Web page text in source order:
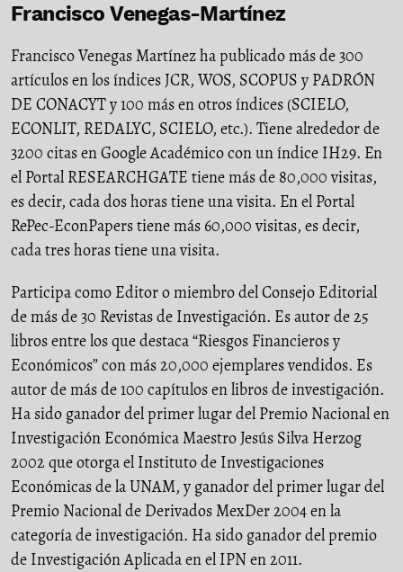
Francisco Venegas-Martínez
Francisco Venegas Martínez ha publicado más de 300
artículos en los índices JCR, WOS, SCOPUS y PADRÓN
DE CONACYT y 100 más en otros índices (SCIELO,
ECONLIT, REDALYC, SCIELO, etc.). Tiene alrededor de
3200 citas en Google Académico con un índice IH29. En
el Portal RESEARCHGATE tiene más de 80,000 visitas,
es decir, cada dos horas tiene una visita. En el Portal
RePec-EconPapers tiene más 60,000 visitas, es decir,
cada tres horas tiene una visita.
Participa como Editor o miembro del Consejo Editorial
de más de 30 Revistas de Investigación. Es autor de 25
libros entre los que destaca “Riesgos Financieros y
Económicos” con más 20,000 ejemplares vendidos. Es
autor de más de 100 capítulos en libros de investigación.
Ha sido ganador del primer lugar del Premio Nacional en
Investigación Económica Maestro Jesús Silva Herzog
2002 que otorga el Instituto de Investigaciones
Económicas de la UNAM, y ganador del primer lugar del
Premio Nacional de Derivados MexDer 2004 en la
categoría de investigación. Ha sido ganador del premio
de Investigación Aplicada en el IPN en 2011.